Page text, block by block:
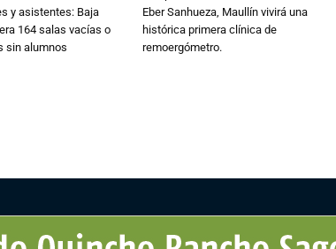
y asistentes: Baja
164 salas vacías o
sin alumnos
Eber Sanhueza, Maullín vivirá una
histórica primera clínica de
remoergómetro.